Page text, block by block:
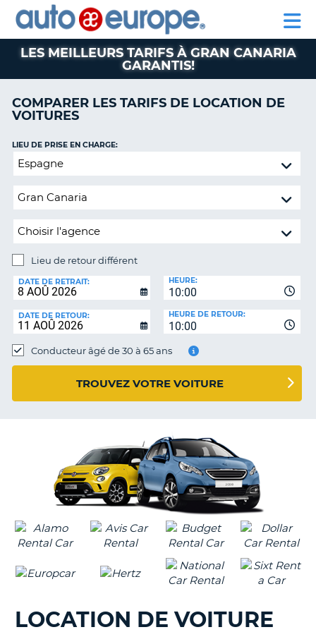
LOCATION
DE
VOITURES
CAMPING-
CAR
PARTENAIRE
SUPPORT
CLIENT
AUTO
EUROPE
LOCATION
DE
VOITURES
CAR
PARTENAIRE
CLIENT
MON
GÉRER
RÉSERVATION
CANADA
LANGUAGE
LES MEILLEURS TARIFS À GRAN CANARIA
GARANTIS!
COMPARER LES TARIFS DE LOCATION DE
VOITURES
Lieu
retour
LIEU DE PRISE EN CHARGE:
Lieu de retour différent
DE
RETOUR:
DATE DE RETRAIT:
10:00
HEURE:
DATE DE RETOUR:
10:00
HEURE DE RETOUR:
Conducteur âgé de 30 à 65 ans
TROUVEZ VOTRE VOITURE
LOCATION DE VOITURE